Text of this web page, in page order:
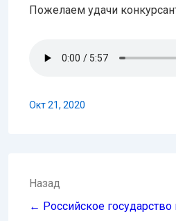
Пожелаем удачи
Окт 21, 2020
Навигация
по
Назад
← Российское